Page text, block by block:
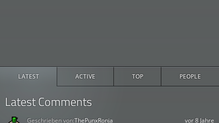
LATEST ACTIVE TOP PEOPLE
Latest Comments
vor 8 Jahre
Geschrieben von:ThePunxRonja